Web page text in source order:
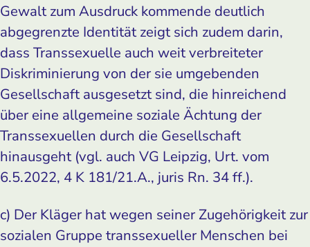
Gewalt zum Ausdruck kommende deutlich
abgegrenzte Identität zeigt sich zudem darin,
dass Transsexuelle auch weit verbreiteter
Diskriminierung von der sie umgebenden
Gesellschaft ausgesetzt sind, die hinreichend
über eine allgemeine soziale Ächtung der
Transsexuellen durch die Gesellschaft
hinausgeht (vgl. auch VG Leipzig, Urt. vom
6.5.2022, 4 K 181/21.A., juris Rn. 34 ff.).
c) Der Kläger hat wegen seiner Zugehörigkeit zur
sozialen Gruppe transsexueller Menschen bei